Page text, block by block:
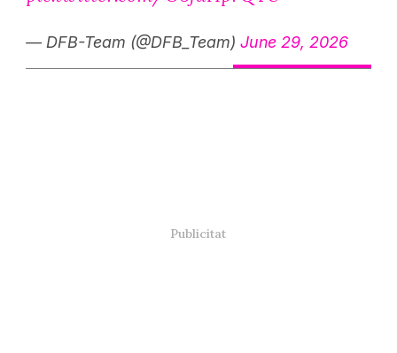
— DFB-Team (@DFB_Team) June 29, 2026